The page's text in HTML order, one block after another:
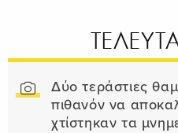
Δύο τεράστιες
πιθανόν να
χτίστηκαν τα